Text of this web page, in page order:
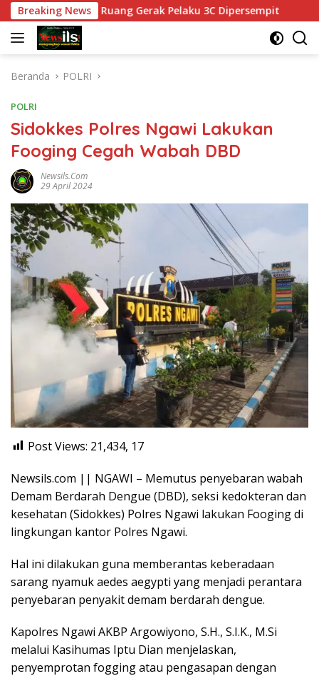
Langsung
ke
konten
Breaking News
Ruang Gerak Pelaku 3C Dipersempit Polres
Beranda POLRI
POLRI
Sidokkes Polres Ngawi Lakukan
Fooging Cegah Wabah DBD
Newsils.com
29 April 2024
Post Views: 21,434, 17
Newsils.com || NGAWI – Memutus penyebaran wabah
Demam Berdarah Dengue (DBD), seksi kedokteran dan
kesehatan (Sidokkes) Polres Ngawi lakukan Fooging di
lingkungan kantor Polres Ngawi.
Hal ini dilakukan guna memberantas keberadaan
sarang nyamuk aedes aegypti yang menjadi perantara
penyebaran penyakit demam berdarah dengue.
Kapolres Ngawi AKBP Argowiyono, S.H., S.I.K., M.Si
melalui Kasihumas Iptu Dian menjelaskan,
penyemprotan fogging atau pengasapan dengan